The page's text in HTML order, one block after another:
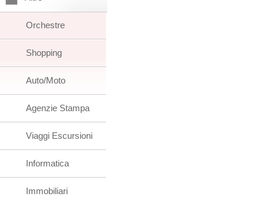
Orchestre
Shopping
Auto/Moto
Agenzie Stampa
Viaggi Escursioni
Informatica
Immobiliari